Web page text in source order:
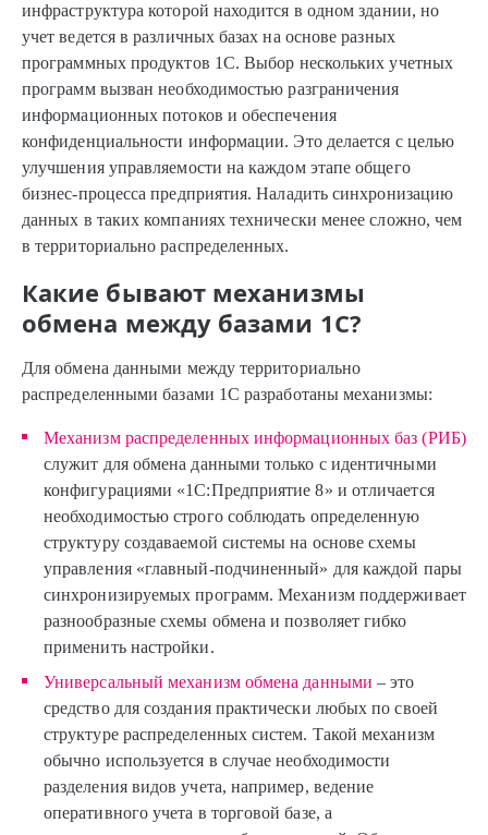
инфраструктура которой находится в одном здании, но
учет ведется в различных базах на основе разных
программных продуктов 1С. Выбор нескольких учетных
программ вызван необходимостью разграничения
информационных потоков и обеспечения
конфиденциальности информации. Это делается с целью
улучшения управляемости на каждом этапе общего
бизнес-процесса предприятия. Наладить синхронизацию
данных в таких компаниях технически менее сложно, чем
в территориально распределенных.
Какие бывают механизмы
обмена между базами 1С?
Для обмена данными между территориально
распределенными базами 1С разработаны механизмы:
Механизм распределенных информационных баз (РИБ)
служит для обмена данными только с идентичными
конфигурациями «1С:Предприятие 8» и отличается
необходимостью строго соблюдать определенную
структуру создаваемой системы на основе схемы
управления «главный-подчиненный» для каждой пары
синхронизируемых программ. Механизм поддерживает
разнообразные схемы обмена и позволяет гибко
применить настройки.
Универсальный механизм обмена данными – это
средство для создания практически любых по своей
структуре распределенных систем. Такой механизм
обычно используется в случае необходимости
разделения видов учета, например, ведение
оперативного учета в торговой базе, а